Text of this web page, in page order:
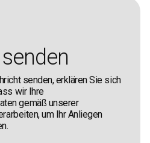
senden, erklären Sie sich
wir Ihre
gemäß unserer
um Ihr Anliegen